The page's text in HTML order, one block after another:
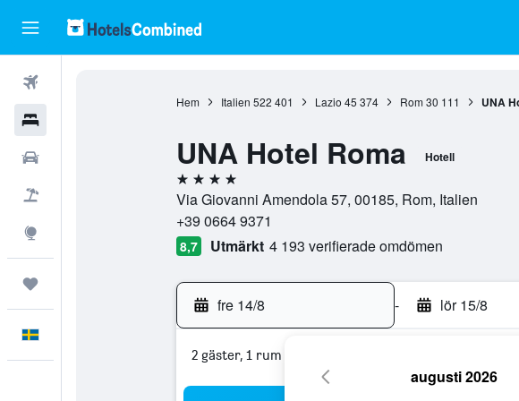
Hem Italien 522 401 Lazio 45 374 Rom 30 111 UNA
UNA Hotel Roma Hotell
4 stjärnor
Via Giovanni Amendola 57, 00185, Rom, Italien
+39 0664 9371
8,7 Utmärkt 4 193 verifierade omdömen
fre 14/8 - lör 15/8
2 gäster, 1 rum
augusti 2026